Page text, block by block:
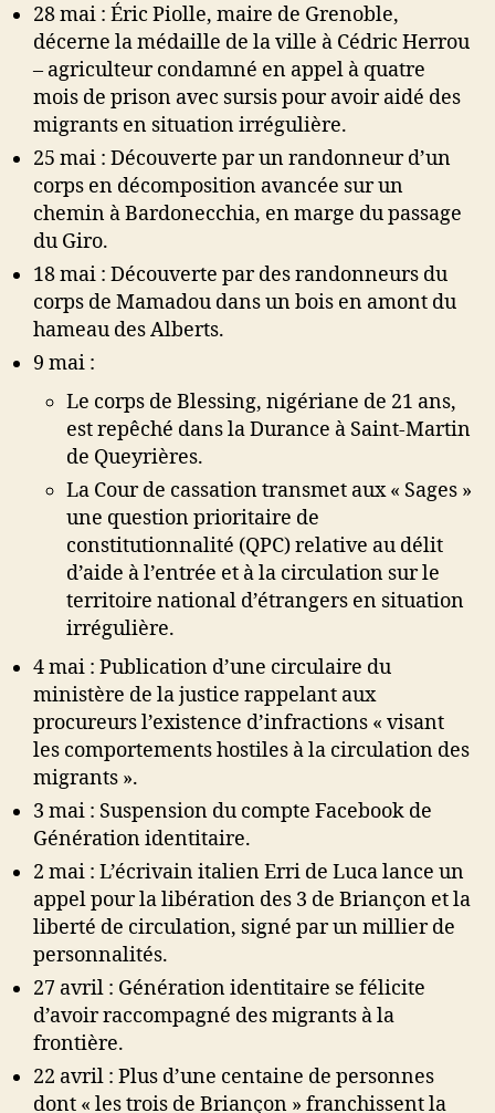
28 mai : Éric Piolle, maire de Grenoble,
décerne la médaille de la ville à Cédric Herrou
– agriculteur condamné en appel à quatre
mois de prison avec sursis pour avoir aidé des
migrants en situation irrégulière.
25 mai : Découverte par un randonneur d’un
corps en décomposition avancée sur un
chemin à Bardonecchia, en marge du passage
du Giro.
18 mai : Découverte par des randonneurs du
corps de Mamadou dans un bois en amont du
hameau des Alberts.
9 mai :
Le corps de Blessing, nigériane de 21 ans,
est repêché dans la Durance à Saint-Martin
de Queyrières.
La Cour de cassation transmet aux « Sages »
une question prioritaire de
constitutionnalité (QPC) relative au délit
d’aide à l’entrée et à la circulation sur le
territoire national d’étrangers en situation
irrégulière.
4 mai : Publication d’une circulaire du
ministère de la justice rappelant aux
procureurs l’existence d’infractions « visant
les comportements hostiles à la circulation des
migrants ».
3 mai : Suspension du compte Facebook de
Génération identitaire.
2 mai : L’écrivain italien Erri de Luca lance un
appel pour la libération des 3 de Briançon et la
liberté de circulation, signé par un millier de
personnalités.
27 avril : Génération identitaire se félicite
d’avoir raccompagné des migrants à la
frontière.
22 avril : Plus d’une centaine de personnes
dont « les trois de Briançon » franchissent la